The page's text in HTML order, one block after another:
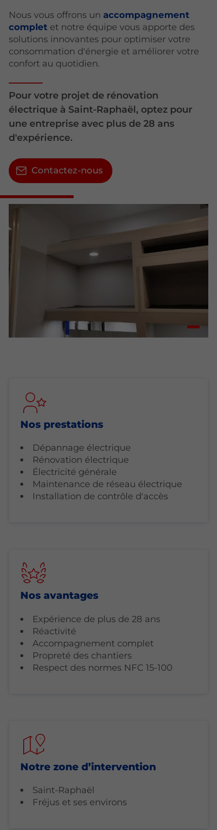
Nous vous offrons unaccompagnement
complet et notre équipe vous apporte des
solutions innovantes pour optimiser votre
consommation d'énergie et améliorer votre
confort au quotidien.
Pour votre projet de rénovation
électrique à Saint-Raphaël, optez pour
une entreprise avec plus de 28 ans
d'expérience.
Contactez-nous
Nos prestations
Dépannage électrique
Rénovation électrique
Électricité générale
Maintenance de réseau électrique
Installation de contrôle d'accès
Nos avantages
Expérience de plus de 28 ans
Réactivité
Accompagnement complet
Propreté des chantiers
Respect des normes NFC 15-100
Notre zone d’intervention
Saint-Raphaël
Fréjus et ses environs